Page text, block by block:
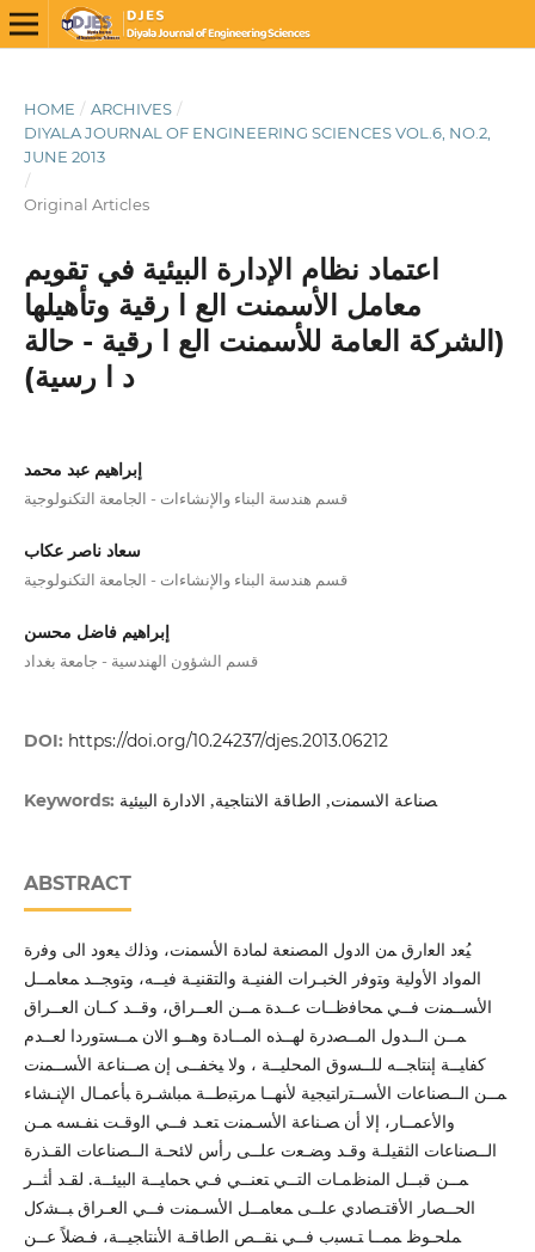
HOME / ARCHIVES /
DIYALA JOURNAL OF ENGINEERING SCIENCES VOL.6, NO.2,
JUNE 2013
/
Original Articles
اعتماد نظام الإدارة البیئیة في تقویم
معامل الأسمنت الع ا رقیة وتأهیلها
(الشركة العامة للأسمنت الع ا رقیة - حالة
د ا رسیة)
إبراهيم عبد محمد
قسم هندسة البناء والإنشاءات - الجامعة التكنولوجية
سعاد ناصر عكاب
قسم هندسة البناء والإنشاءات - الجامعة التكنولوجية
إبراهيم فاضل محسن
قسم الشؤون الهندسية - جامعة بغداد
DOI: https://doi.org/10.24237/djes.2013.06212
Keywords: ﺼﻨﺎﻋﺔ اﻻﺴﻤﻨت, اﻟطﺎﻗﺔ اﻻﻨﺘﺎﺠﯿﺔ, الادارة البيئية
ABSTRACT
ﯿُﻌد اﻟﻌارق ﻤن اﻟدول اﻟﻤﺼﻨﻌﺔ ﻟﻤﺎدة اﻷﺴﻤﻨت، وذﻟك ﯿﻌود اﻟﻰ وﻓرة
اﻟﻤواد اﻷوﻟﯿﺔ وﺘوﻓر اﻟﺨﺒـرات اﻟﻔﻨﯿـﺔ واﻟﺘﻘﻨﯿـﺔ ﻓﯿــﻪ، وﺘوﺠــد ﻤﻌﺎﻤــل
اﻷﺴــﻤﻨت ﻓــﻲ ﻤﺤﺎﻓظــﺎت ﻋــدة ﻤــن اﻟﻌــراق، وﻗــد ﻛــﺎن اﻟﻌــراق
ﻤــن اﻟــدول اﻟﻤــﺼدرة ﻟﻬــذﻩ اﻟﻤــﺎدة وﻫــو اﻻن ﻤــﺴﺘوردا ﻟﻌــدم
ﻛﻔﺎﯿــﺔ إﻨﺘﺎﺠــﻪ ﻟﻠــﺴوق اﻟﻤﺤﻠﯿــﺔ ، وﻻ ﯿﺨﻔــﻰ إن ﺼــﻨﺎﻋﺔ اﻷﺴــﻤﻨت
ﻤــن اﻟــﺼﻨﺎﻋﺎت اﻷﺴــﺘراﺘﯿﺠﯿﺔ ﻷﻨﻬــﺎ ﻤرﺘﺒطــﺔ ﻤﺒﺎﺸـرة ﺒﺄﻋﻤـﺎل اﻹﻨـﺸﺎء
واﻷﻋﻤــﺎر، إﻻ أن ﺼـﻨﺎﻋﺔ اﻷﺴـﻤﻨت ﺘﻌـد ﻓــﻲ اﻟوﻗـت ﻨﻔـﺴﻪ ﻤـن
اﻟــﺼﻨﺎﻋﺎت اﻟﺜﻘﯿﻠـﺔ وﻗـد وﻀـﻌت ﻋﻠــﻰ رأس ﻻﺌﺤـﺔ اﻟــﺼﻨﺎﻋﺎت اﻟﻘـذرة
ﻤــن ﻗﺒــل اﻟﻤﻨظﻤـﺎت اﻟﺘــﻲ ﺘﻌﻨــﻲ ﻓـﻲ ﺤﻤﺎﯿــﺔ اﻟﺒﯿﺌــﺔ. ﻟﻘـد أﺜــر
اﻟﺤــﺼﺎر اﻷﻗﺘـﺼﺎدي ﻋﻠــﻰ ﻤﻌﺎﻤــل اﻷﺴـﻤﻨت ﻓــﻲ اﻟﻌـراق ﺒــﺸﻛل
ﻤﻠﺤـوظ ﻤﻤــﺎ ﺘـﺴﺒب ﻓــﻲ ﻨﻘــص اﻟطﺎﻗـﺔ اﻷﻨﺘﺎﺠﯿــﺔ، ﻓـﻀﻼً ﻋــن